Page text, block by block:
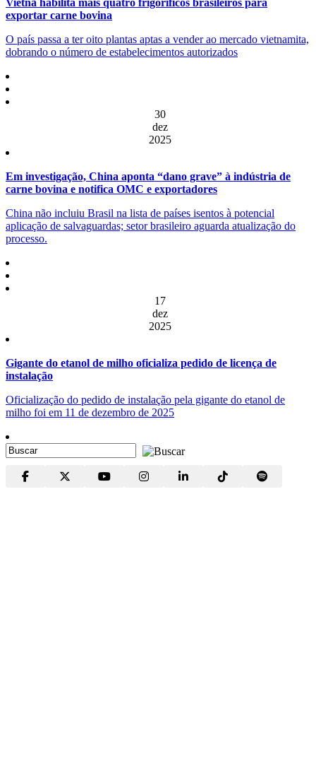
exportar carne bovina
O país passa a ter oito plantas aptas a vender ao mercado vietnamita,
dobrando o número de estabelecimentos autorizados
30
dez
2025
Em investigação, China aponta “dano grave” à indústria de
carne bovina e notifica OMC e exportadores
China não incluiu Brasil na lista de países isentos à potencial
aplicação de salvaguardas; setor brasileiro aguarda atualização do
processo.
17
dez
2025
Gigante do etanol de milho oficializa pedido de licença de
instalação
Oficialização do pedido de instalação pela gigante do etanol de
milho foi em 11 de dezembro de 2025